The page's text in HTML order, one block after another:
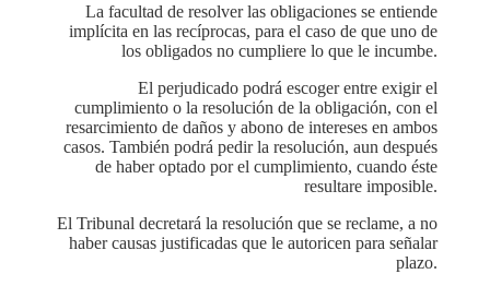
La facultad de resolver las obligaciones se entiende
implícita en las recíprocas, para el caso de que uno de
los obligados no cumpliere lo que le incumbe.
El perjudicado podrá escoger entre exigir el
cumplimiento o la resolución de la obligación, con el
resarcimiento de daños y abono de intereses en ambos
casos. También podrá pedir la resolución, aun después
de haber optado por el cumplimiento, cuando éste
resultare imposible.
El Tribunal decretará la resolución que se reclame, a no
haber causas justificadas que le autoricen para señalar
plazo.